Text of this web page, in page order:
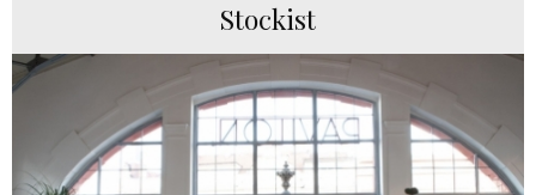
Stockist